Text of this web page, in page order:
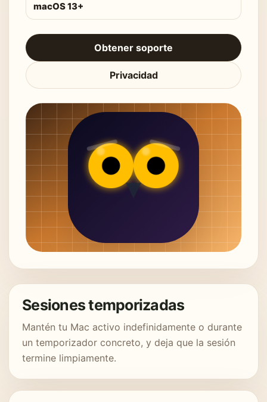
macOS 13+
Obtener soporte
Privacidad
Sesiones temporizadas
Mantén tu Mac activo indefinidamente o durante
un temporizador concreto, y deja que la sesión
termine limpiamente.